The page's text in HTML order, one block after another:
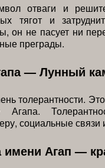
отваги и
тягот и
он не пасует ни
преграды.
— Лунный
толерантности.
Агапа.
социальные
имени Агап —